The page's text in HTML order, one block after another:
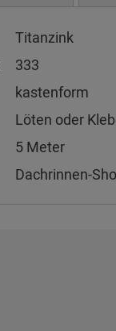
Titanzink
333
kastenform
Löten oder
5 Meter
Dachrinnen-